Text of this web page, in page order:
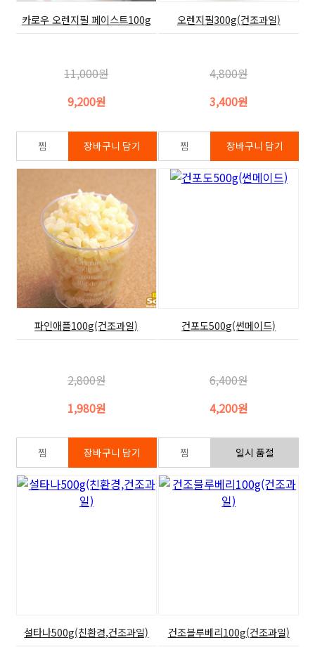
카로우 오렌지필 페이스트100g
11,000원
9,200원
오렌지필300g(건조과일)
4,800원
3,400원
파인애플100g(건조과일)
2,800원
1,980원
건포도500g(썬메이드)
6,400원
4,200원
설타나500g(친환경,건조과일) 건조블루베리100g(건조과일)